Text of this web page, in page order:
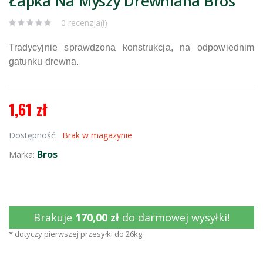
0 recenzja(i)
Tradycyjnie sprawdzona konstrukcja, na odpowiednim
gatunku drewna.
1,61 zł
Dostępność: Brak w magazynie
Marka: Bros
Brakuje 170,00 zł do darmowej wysyłki!
* dotyczy pierwszej przesyłki do 26kg